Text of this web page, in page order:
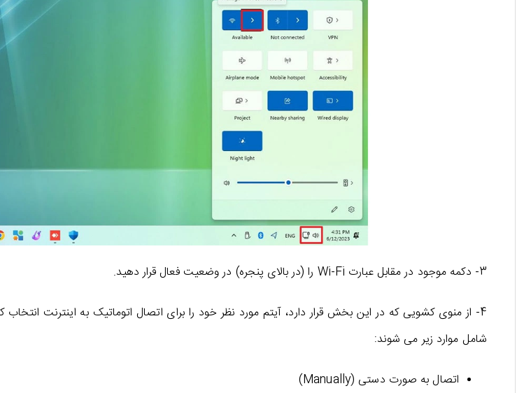
3- دکمه موجود در مقابل عبارت Wi-Fi را (در بالای پنجره) در وضعیت فعال قرار دهید.
4- از منوی کشویی که در این بخش قرار دارد، آیتم مورد نظر خود را برای اتصال اتوماتیک به اینترنت
شامل موارد زیر می شوند:
اتصال به صورت دستی (Manually)